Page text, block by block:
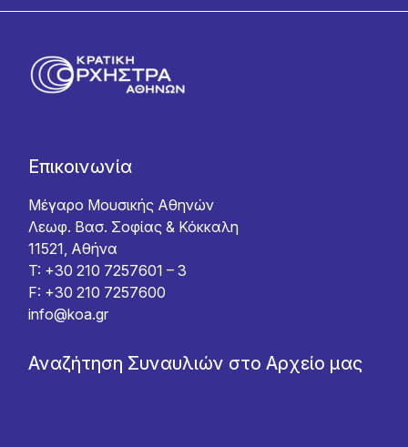
Επικοινωνία
Μέγαρο Μουσικής Αθηνών
Λεωφ. Βασ. Σοφίας & Κόκκαλη
11521, Αθήνα
T: +30 210 7257601 – 3
F: +30 210 7257600
info@koa.gr
Αναζήτηση Συναυλιών στο Αρχείο μας